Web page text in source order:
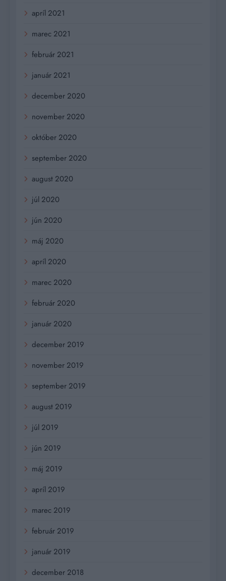
apríl 2021
marec 2021
február 2021
január 2021
december 2020
november 2020
október 2020
september 2020
august 2020
júl 2020
jún 2020
máj 2020
apríl 2020
marec 2020
február 2020
január 2020
december 2019
november 2019
september 2019
august 2019
júl 2019
jún 2019
máj 2019
apríl 2019
marec 2019
február 2019
január 2019
december 2018